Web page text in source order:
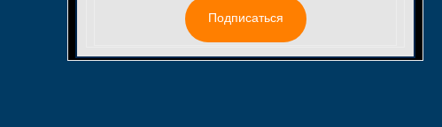
Подписаться